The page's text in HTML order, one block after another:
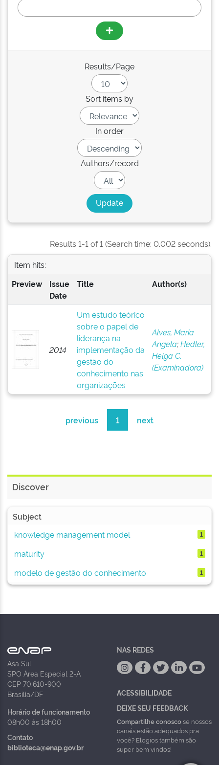
Results/Page
Sort items by
In order
Authors/record
Results 1-1 of 1 (Search time: 0.002 seconds).
Item hits:
Preview
Issue
Date
Title Author(s)
2014
Um estudo teórico
sobre o papel de
liderança na
implementação da
gestão do
conhecimento nas
organizações
Alves, Maria
Angela;Hedler,
Helga C.
(Examinadora)
previous 1 next
Discover
Subject
knowledge management model
1
maturity 1
modelo de gestão do conhecimento 1
Asa Sul
SPO Área Especial 2-A
CEP 70.610-900
Brasília/DF
Horário de funcionamento
08h00 às 18h00
Contato
biblioteca@enap.gov.br
NAS REDES
ACESSIBILIDADE
DEIXE SEU FEEDBACK
Compartilhe conoscose nossos
canais estão adequados pra
você? Elogios também são
super bem vindos!